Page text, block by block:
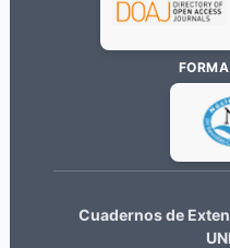
Cuadernos de